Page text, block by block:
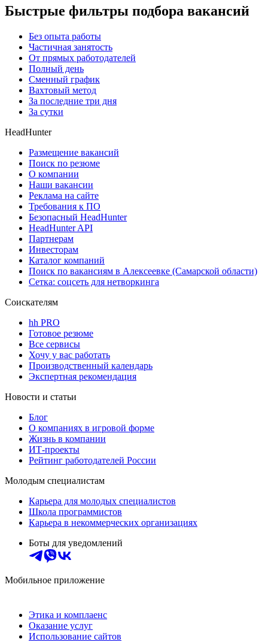
Быстрые фильтры подбора вакансий
Без опыта работы
Частичная занятость
От прямых работодателей
Полный день
Сменный график
Вахтовый метод
За последние три дня
За сутки
HeadHunter
Размещение вакансий
Поиск по резюме
О компании
Наши вакансии
Реклама на сайте
Требования к ПО
Безопасный HeadHunter
HeadHunter API
Партнерам
Инвесторам
Каталог компаний
Поиск по вакансиям в Алексеевке (Самарской области)
Сетка: соцсеть для нетворкинга
Соискателям
hh PRO
Готовое резюме
Все сервисы
Хочу у вас работать
Производственный календарь
Экспертная рекомендация
Новости и статьи
Блог
О компаниях в игровой форме
Жизнь в компании
ИТ-проекты
Рейтинг работодателей России
Молодым специалистам
Карьера для молодых специалистов
Школа программистов
Карьера в некоммерческих организациях
Боты для уведомлений
Мобильное приложение
Этика и комплаенс
Оказание услуг
Использование сайтов